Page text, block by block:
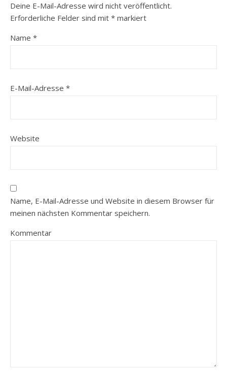
Deine E-Mail-Adresse wird nicht veröffentlicht.
Erforderliche Felder sind mit * markiert
Name *
E-Mail-Adresse *
Website
Name, E-Mail-Adresse und Website in diesem Browser für
meinen nächsten Kommentar speichern.
Kommentar